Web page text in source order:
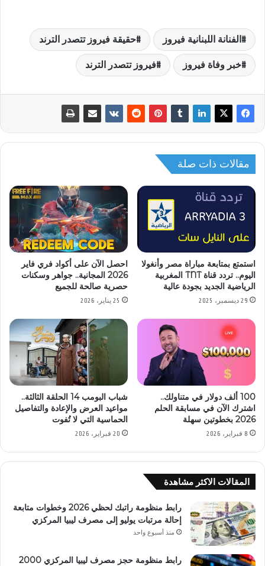
الفنانة اللبنانية فيروز حقيقة فيروز تتصدر الترند
خبر وفاة فيروز فيروز تتصدر الترند
مقالات ذات صلة
استمتع بمتابعة مباراة مصر وأنغولا
اليوم.. تردد قناة TNT المغربية
الرياضية الجديد بجودة عالية
29 ديسمبر، 2025
احصل الآن على أكواد فري فاير
2026 المجانية.. جواهر وسكنات
حصرية صالحة للجميع
25 يناير، 2026
100 ألف دولار في متناولك..
اشترك الآن في مسابقة الحلم
2026 بخطوتين سهلة
8 فبراير، 2026
شباب البومب 14 الحلقة الثالثة..
مواعيد العرض والإعادة والتفاصيل
الحماسية التي لا تُفوت
20 فبراير، 2026
المقالات الاكثر مشاهدة
رابط منظومة راتبك لحظي 2026 وخطوات متابعة
إحالة مرتبات يوليو إلى مصرف ليبيا المركزي
منذ أسبوع واحد
رابط منظومة حجز مصرف ليبيا المركزي 2000